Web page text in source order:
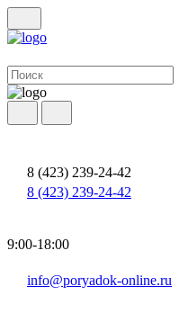
8 (423) 239-24-42
8 (423) 239-24-42
9:00-18:00
info@poryadok-online.ru